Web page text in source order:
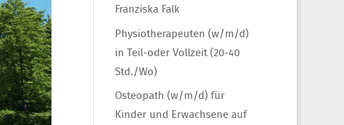
Franziska Falk
Physiotherapeuten (w/m/d)
in Teil-oder Vollzeit (20-40
Std./Wo)
Osteopath (w/m/d) für
Kinder und Erwachsene auf